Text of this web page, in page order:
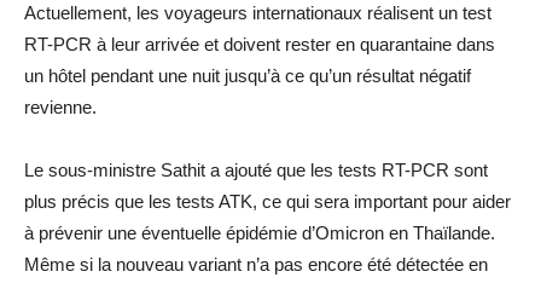
Actuellement, les voyageurs internationaux réalisent un test
RT-PCR à leur arrivée et doivent rester en quarantaine dans
un hôtel pendant une nuit jusqu’à ce qu’un résultat négatif
revienne.
Le sous-ministre Sathit a ajouté que les tests RT-PCR sont
plus précis que les tests ATK, ce qui sera important pour aider
à prévenir une éventuelle épidémie d’Omicron en Thaïlande.
Même si la nouveau variant n’a pas encore été détectée en